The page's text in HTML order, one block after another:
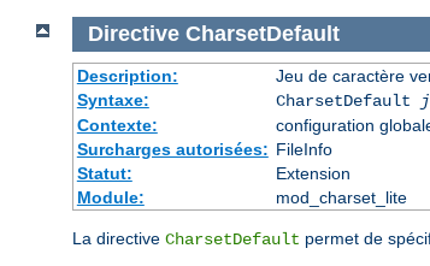
Directive CharsetDefault
Description:
Jeu de caractère
Syntaxe:
CharsetDefault
Contexte:
configuration
Surcharges autorisées: FileInfo
Statut:
Extension
Module:
mod_charset_lite
La directive CharsetDefault permet de